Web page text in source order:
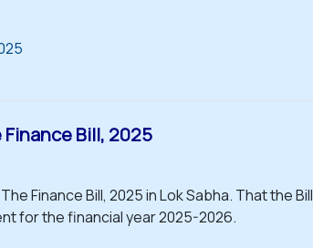
Finance Bill, 2025
Finance Bill, 2025 in Lok Sabha. That the
for the financial year 2025-2026.